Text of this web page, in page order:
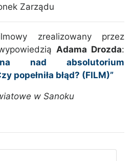
Zarządu
zrealizowany przez
Adama Drozda:
nad absolutorium
popełniła błąd? (FILM)”
w Sanoku